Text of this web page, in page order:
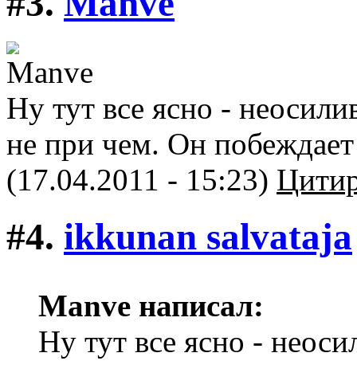
Ну тут все ясно -
не при чем. Он
(17.04.2011 - 15:23)
#4. ikkunan salvataja
Manve написал:
Ну тут все ясно -